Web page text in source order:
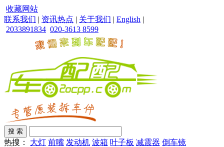
收藏网站
联系我们 | 资讯热点 | 关于我们 | English |
2033891834 020-3613 8599
热搜： 大灯 前嘴 发动机 波箱 叶子板 减震器 倒车镜